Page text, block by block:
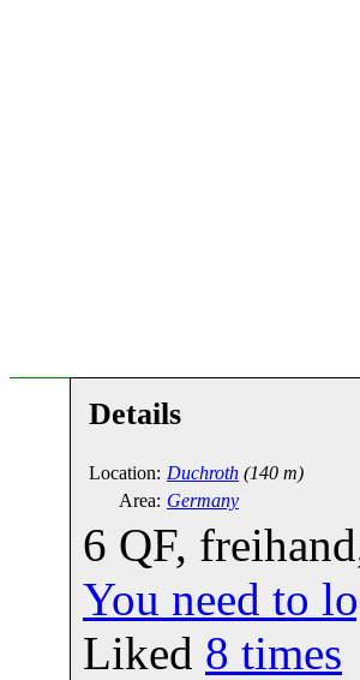
Details
Location: Duchroth (140 m)
Area: Germany
6 QF,
You need to
Liked 8 times